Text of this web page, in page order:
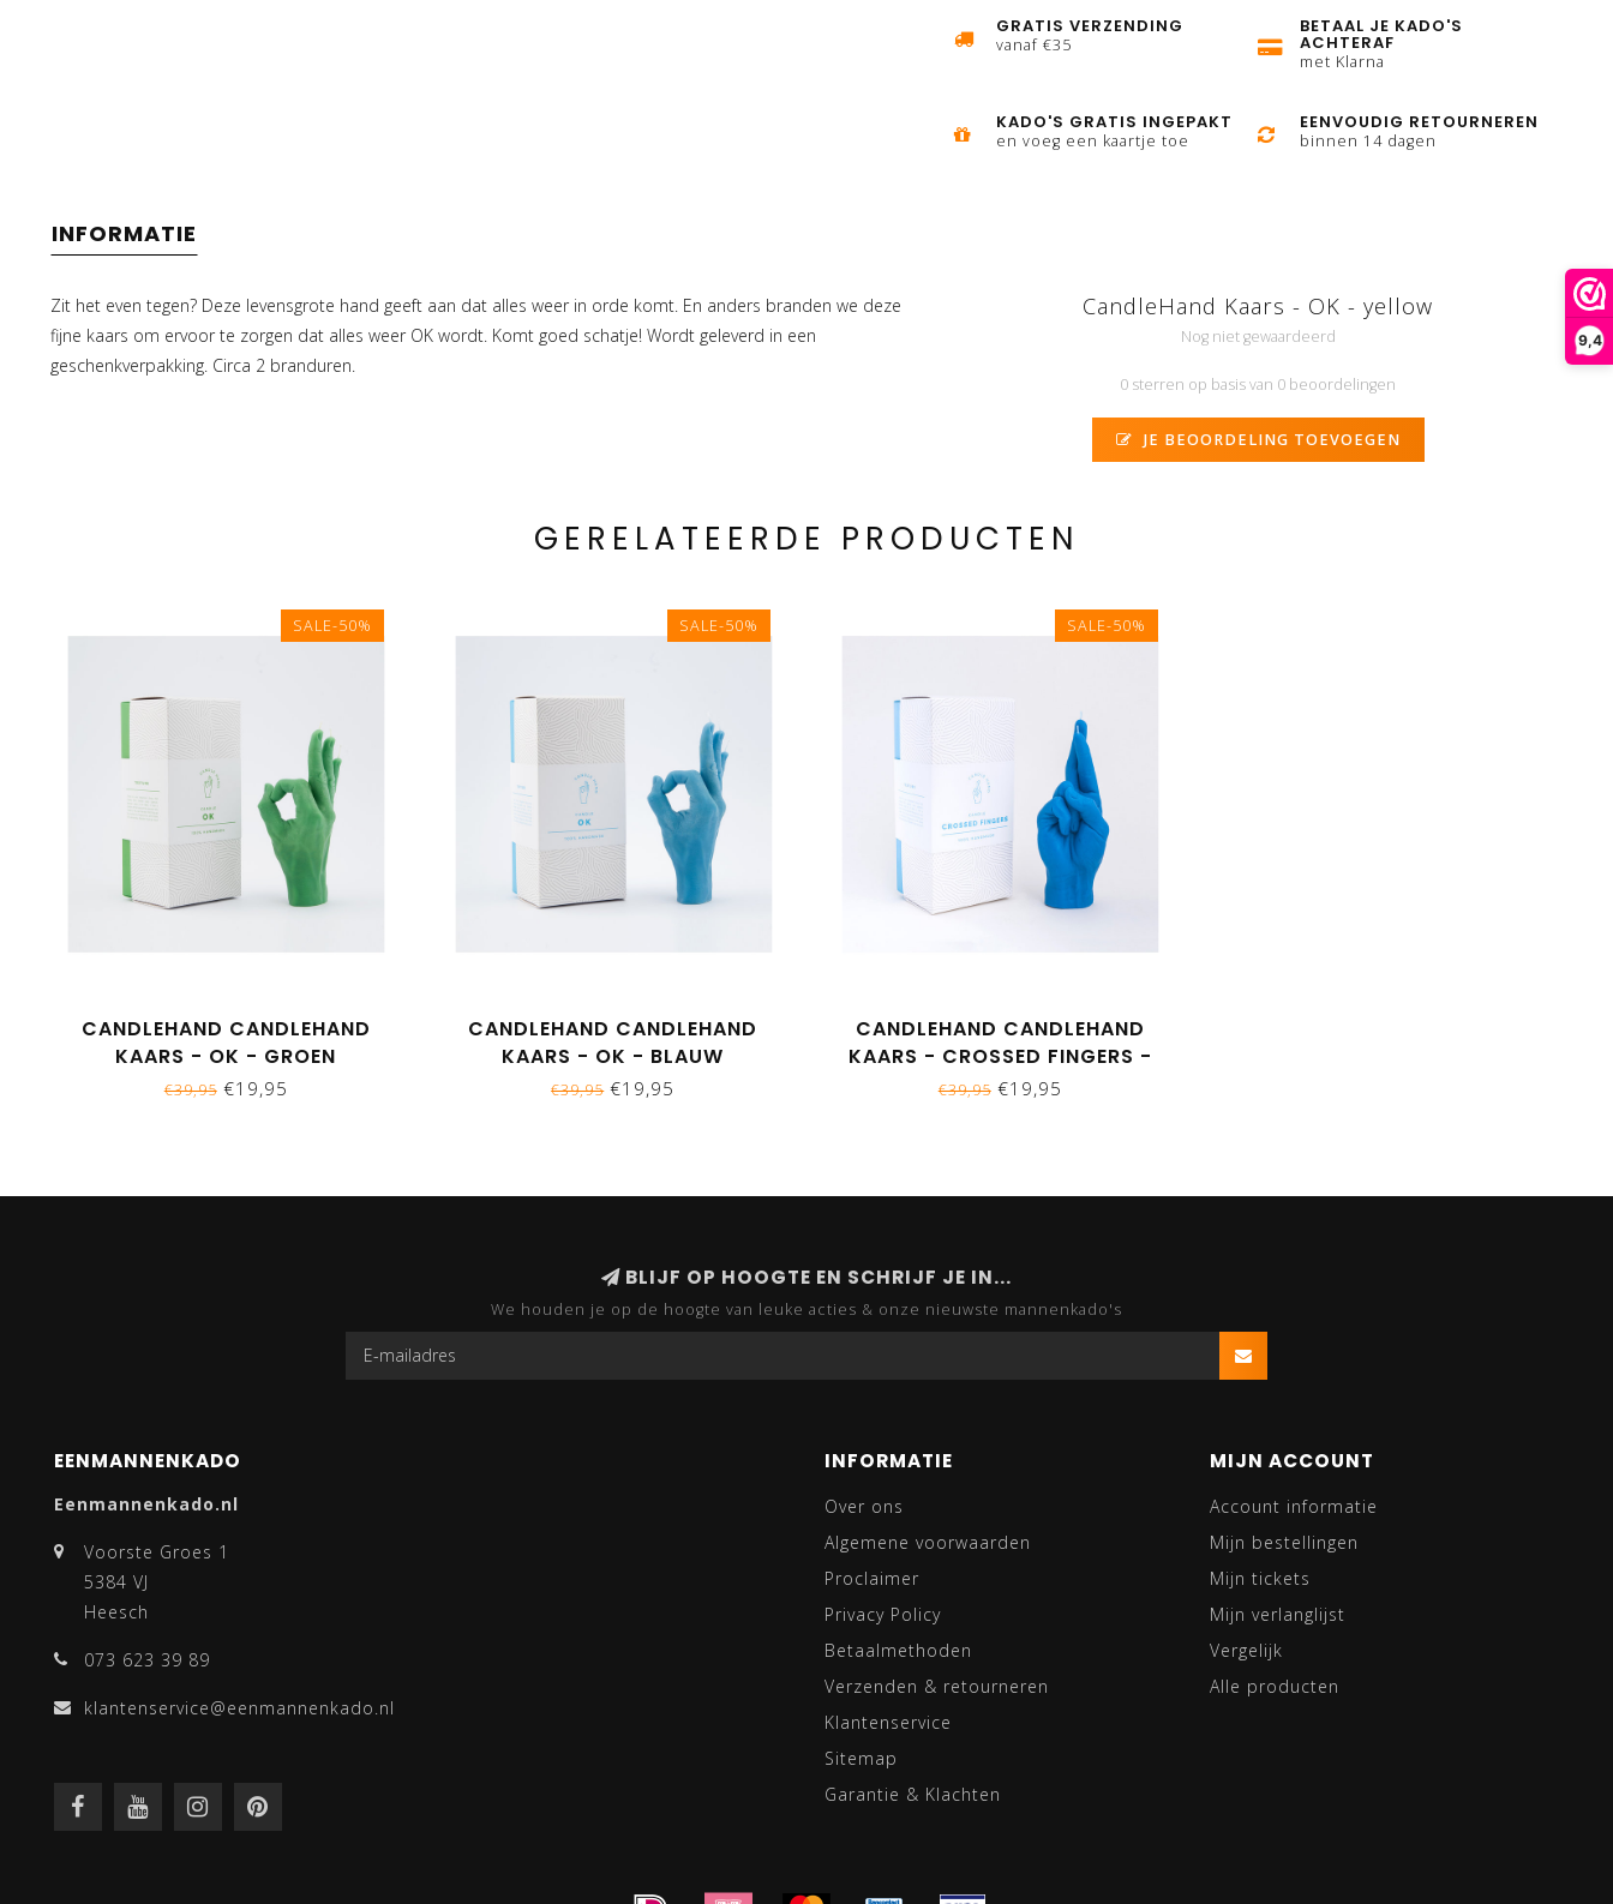
9,4
GRATIS VERZENDING
vanaf €35
BETAAL JE KADO'S
ACHTERAF
met Klarna
KADO'S GRATIS INGEPAKT
en voeg een kaartje toe
EENVOUDIG RETOURNEREN
binnen 14 dagen
INFORMATIE
Zit het even tegen? Deze levensgrote hand geeft aan dat alles weer in orde komt. En anders branden we deze
fijne kaars om ervoor te zorgen dat alles weer OK wordt. Komt goed schatje! Wordt geleverd in een
geschenkverpakking. Circa 2 branduren.
CandleHand Kaars - OK - yellow
Nog niet gewaardeerd
0 sterren op basis van 0 beoordelingen
JE BEOORDELING TOEVOEGEN
GERELATEERDE PRODUCTEN
SALE-50%
CANDLEHAND CANDLEHAND
KAARS - OK - GROEN
€39,95€19,95
SALE-50%
CANDLEHAND CANDLEHAND
KAARS - OK - BLAUW
€39,95€19,95
SALE-50%
CANDLEHAND CANDLEHAND
KAARS - CROSSED FINGERS -
BLAUW
€39,95€19,95
BLIJF OP HOOGTE EN SCHRIJF JE IN...
We houden je op de hoogte van leuke acties & onze nieuwste mannenkado's
EENMANNENKADO
Eenmannenkado.nl
Voorste Groes 1
5384 VJ
Heesch
073 623 39 89
klantenservice@eenmannenkado.nl
INFORMATIE
Over ons
Algemene voorwaarden
Proclaimer
Privacy Policy
Betaalmethoden
Verzenden & retourneren
Klantenservice
Sitemap
Garantie & Klachten
MIJN ACCOUNT
Account informatie
Mijn bestellingen
Mijn tickets
Mijn verlanglijst
Vergelijk
Alle producten